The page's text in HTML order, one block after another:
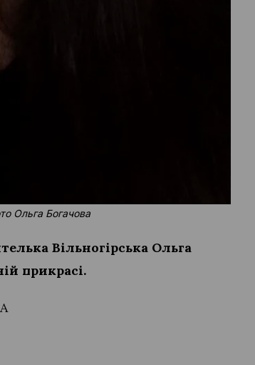
Ольга Богачова
Вільногірська Ольга
прикрасі.